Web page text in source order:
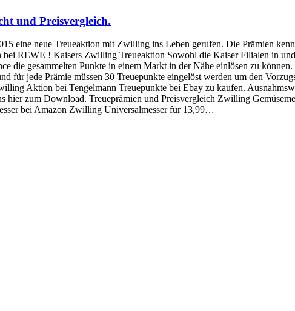
und Preisvergleich.
eine neue Treueaktion mit Zwilling ins Leben gerufen. Die Prämien
REWE ! Kaisers Zwilling Treueaktion Sowohl die Kaiser Filialen in
die gesammelten Punkte in einem Markt in der Nähe einlösen zu
für jede Prämie müssen 30 Treuepunkte eingelöst werden um den
Aktion bei Tengelmann Treuepunkte bei Ebay zu kaufen.
zum Download. Treueprämien und Preisvergleich Zwilling
bei Amazon Zwilling Universalmesser für 13,99…